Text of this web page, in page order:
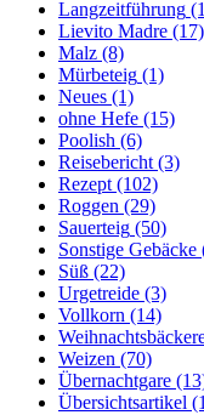
Langzeitführung
Lievito Madre (17)
Malz (8)
Mürbeteig (1)
Neues (1)
ohne Hefe (15)
Poolish (6)
Reisebericht (3)
Rezept (102)
Roggen (29)
Sauerteig (50)
Sonstige Gebäcke
Süß (22)
Urgetreide (3)
Vollkorn (14)
Weizen (70)
Übernachtgare
Übersichtsartikel